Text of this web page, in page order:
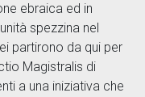
ebraica ed in
spezzina nel
partirono da qui per
Magistralis di
a una iniziativa che